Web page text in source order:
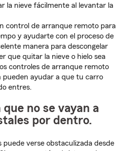
la nieve fácilmente al levantar la
control de arranque remoto para
y ayudarte con el proceso de
manera para descongelar
que quitar la nieve o hielo sea
controles de arranque remoto
pueden ayudar a que tu carro
entres.
no se vayan a
por dentro.
puede verse obstaculizada desde